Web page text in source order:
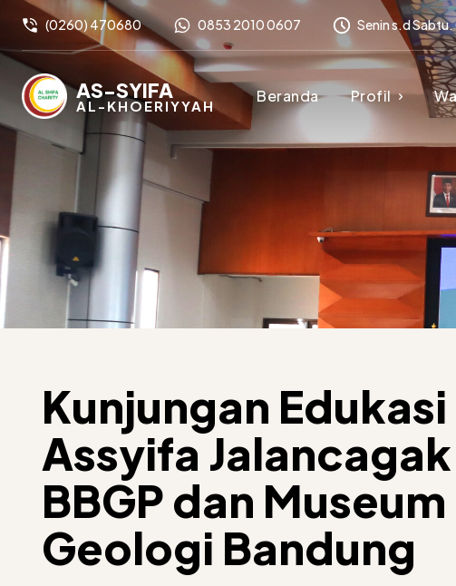
(0260) 470680 0853 2010 0607 Senin s.d
AS-SYIFA
AL-KHOERIYYAH Beranda Profil
Kunjungan Edukasi
Assyifa
BBGP dan Museum
Geologi Bandung